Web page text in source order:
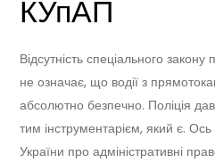
КУпАП
Відсутність спеціального
не означає, що водії з
абсолютно безпечно. Поліція
тим інструментарієм, який є. Ось
України про адміністративні